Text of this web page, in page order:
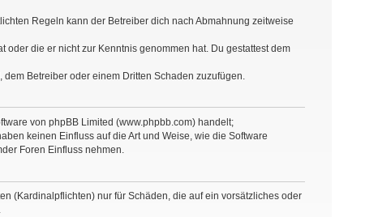
Regeln kann der Betreiber dich nach Abmahnung zeitweise
die er nicht zur Kenntnis genommen hat. Du gestattest dem
Betreiber oder einem Dritten Schaden zuzufügen.
von phpBB Limited (www.phpbb.com) handelt;
keinen Einfluss auf die Art und Weise, wie die Software
Foren Einfluss nehmen.
(Kardinalpflichten) nur für Schäden, die auf ein vorsätzliches oder